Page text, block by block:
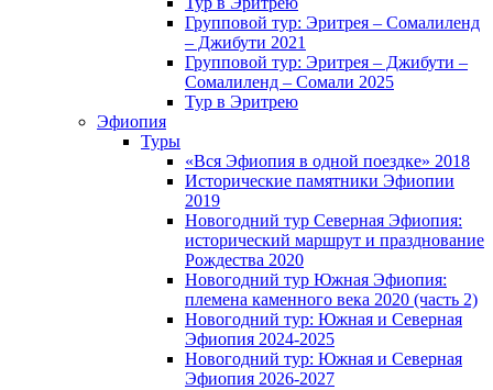
Групповой тур: Эритрея – Cомалиленд
– Джибути 2021
Групповой тур: Эритрея – Джибути –
Сомалиленд – Сомали 2025
Тур в Эритрею
Эфиопия
Туры
«Вся Эфиопия в одной поездке» 2018
Исторические памятники Эфиопии
2019
Новогодний тур Северная Эфиопия:
исторический маршрут и празднование
Рождества 2020
Новогодний тур Южная Эфиопия:
племена каменного века 2020 (часть 2)
Новогодний тур: Южная и Северная
Эфиопия 2024-2025
Новогодний тур: Южная и Северная
Эфиопия 2026-2027